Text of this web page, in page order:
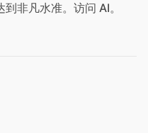
到非凡水准。访问 AI。